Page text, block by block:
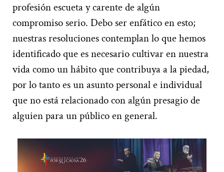
profesión escueta y carente de algún
compromiso serio. Debo ser enfático en esto;
nuestras resoluciones contemplan lo que hemos
identificado que es necesario cultivar en nuestra
vida como un hábito que contribuya a la piedad,
por lo tanto es un asunto personal e individual
que no está relacionado con algún presagio de
alguien para un público en general.